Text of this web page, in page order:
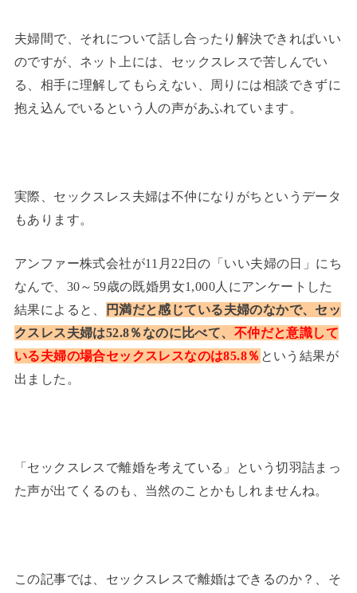
夫婦間で、それについて話し合ったり解決できればいい
のですが、ネット上には、セックスレスで苦しんでい
る、相手に理解してもらえない、周りには相談できずに
抱え込んでいるという人の声があふれています。
実際、セックスレス夫婦は不仲になりがちというデータ
もあります。
アンファー株式会社が11月22日の「いい夫婦の日」にち
なんで、30～59歳の既婚男女1,000人にアンケートした
結果によると、
円満だと感じている夫婦のなかで、セッ
クスレス夫婦は52.8％なのに比べて、 不仲だと意識して
いる夫婦の場合セックスレスなのは85.8％ という結果が
出ました。
「セックスレスで離婚を考えている」という切羽詰まっ
た声が出てくるのも、当然のことかもしれませんね。
この記事では、セックスレスで離婚はできるのか？、そ